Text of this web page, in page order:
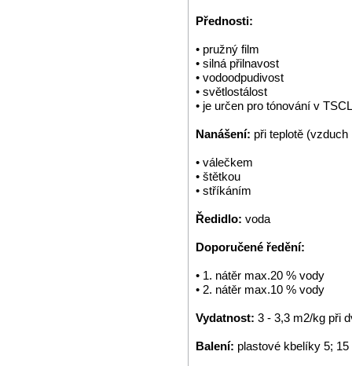
Přednosti:
• pružný film
• silná přilnavost
• vodoodpudivost
• světlostálost
• je určen pro tónování v
Nanášení: při teplotě
• válečkem
• štětkou
• stříkáním
Ředidlo: voda
Doporučené ředění:
• 1. nátěr max.20 % vody
• 2. nátěr max.10 % vody
Vydatnost: 3 - 3,3 m2/kg při
Balení: plastové kbelíky 5; 15